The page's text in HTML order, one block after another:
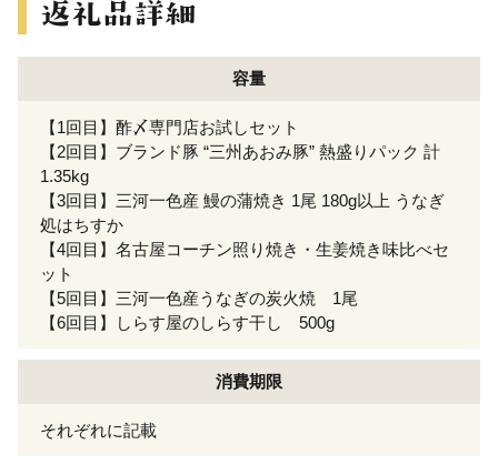
容量
【1回目】酢〆専門店お試しセット
【2回目】ブランド豚 “三州あおみ豚” 熱盛りパック 計
1.35kg
【3回目】三河一色産 鰻の蒲焼き 1尾 180g以上 うなぎ
処はちすか
【4回目】名古屋コーチン照り焼き・生姜焼き味比べセ
ット
【5回目】三河一色産うなぎの炭火焼 1尾
【6回目】しらす屋のしらす干し 500g
消費期限
それぞれに記載